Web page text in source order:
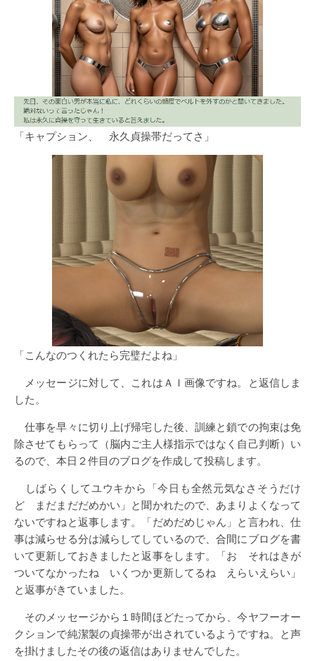
「キャプション、 永久貞操帯だってさ」
「こんなのつくれたら完璧だよね」
メッセージに対して、これはＡＩ画像ですね。と返信しま
した。
仕事を早々に切り上げ帰宅した後、訓練と鎖での拘束は免
除させてもらって（脳内ご主人様指示ではなく自己判断）い
るので、本日２件目のブログを作成して投稿します。
しばらくしてユウキから「今日も全然元気なさそうだけ
ど まだまだだめかい」と聞かれたので、あまりよくなって
ないですねと返事します。「だめだめじゃん」と言われ、仕
事は減らせる分は減らしてしているので、合間にブログを書
いて更新しておきましたと返事をします。「お それはきが
ついてなかったね いくつか更新してるね えらいえらい」
と返事がきていました。
そのメッセージから１時間ほどたってから、今ヤフーオー
クションで純潔製の貞操帯が出されているようですね。と声
を掛けましたその後の返信はありませんでした。